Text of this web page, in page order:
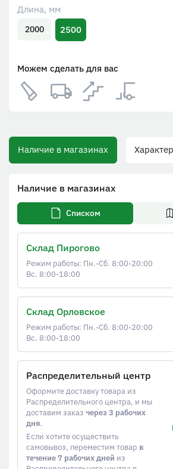
Длина, мм
2000 2500
Можем сделать для вас
Наличие в магазинах
Наличие в магазинах
Списком
Склад Пирогово
Режим работы: Пн.-Сб. 8:00-20:00
Вс. 8:00-18:00
Склад Орловское
Режим работы: Пн.-Сб. 8:00-20:00
Вс. 8:00-18:00
Распределительный центр
Оформите доставку товара из
Распределительного центра, и мы
доставим заказ через 3 рабочих
дня.
Если хотите осуществить
самовывоз, переместим товар в
течение 7 рабочих дней из